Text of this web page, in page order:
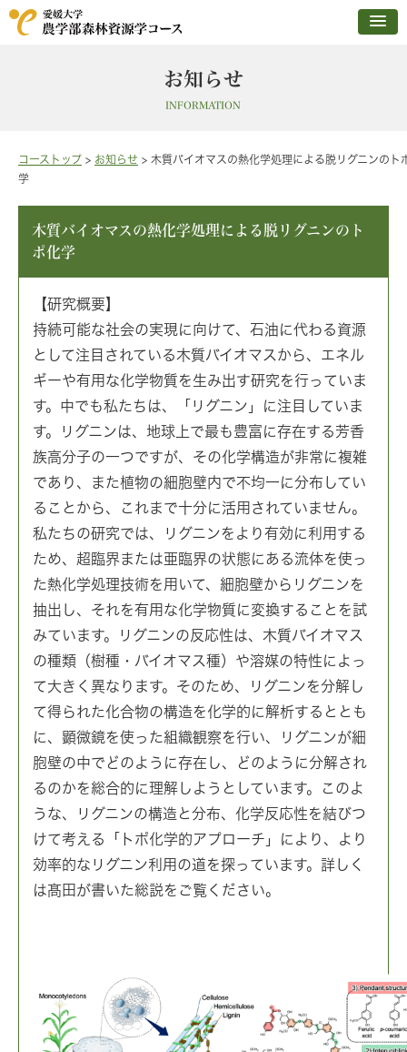
お知らせ
INFORMATION
コーストップ > お知らせ > 木質バイオマスの熱化学処理による脱リグニンのト
学
木質バイオマスの熱化学処理による脱リグニンのト
ポ化学
【研究概要】
持続可能な社会の実現に向けて、石油に代わる資源
として注目されている木質バイオマスから、エネル
ギーや有用な化学物質を生み出す研究を行っていま
す。中でも私たちは、「リグニン」に注目していま
す。リグニンは、地球上で最も豊富に存在する芳香
族高分子の一つですが、その化学構造が非常に複雑
であり、また植物の細胞壁内で不均一に分布してい
ることから、これまで十分に活用されていません。
私たちの研究では、リグニンをより有効に利用する
ため、超臨界または亜臨界の状態にある流体を使っ
た熱化学処理技術を用いて、細胞壁からリグニンを
抽出し、それを有用な化学物質に変換することを試
みています。リグニンの反応性は、木質バイオマス
の種類（樹種・バイオマス種）や溶媒の特性によっ
て大きく異なります。そのため、リグニンを分解し
て得られた化合物の構造を化学的に解析するととも
に、顕微鏡を使った組織観察を行い、リグニンが細
胞壁の中でどのように存在し、どのように分解され
るのかを総合的に理解しようとしています。このよ
うな、リグニンの構造と分布、化学反応性を結びつ
けて考える「トポ化学的アプローチ」により、より
効率的なリグニン利用の道を探っています。詳しく
は髙田が書いた総説をご覧ください。